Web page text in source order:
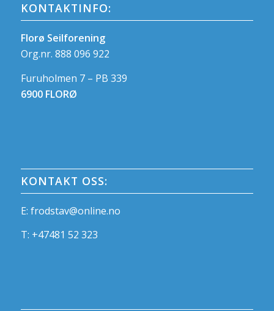
KONTAKTINFO:
Florø Seilforening
Org.nr. 888 096 922
Furuholmen 7 – PB 339
6900 FLORØ
KONTAKT OSS:
E: frodstav@online.no
T: +47481 52 323